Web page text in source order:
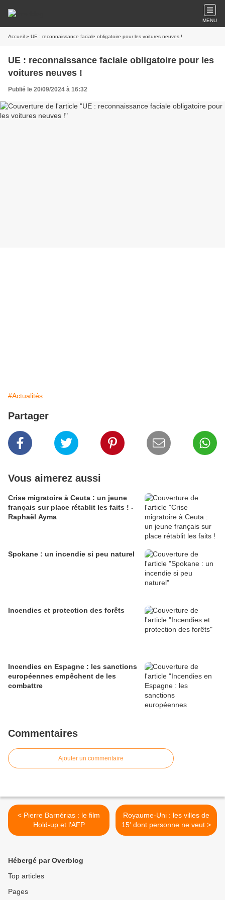
MENU
Accueil » UE : reconnaissance faciale obligatoire pour les voitures neuves !
UE : reconnaissance faciale obligatoire pour les
voitures neuves !
Publié le 20/09/2024 à 16:32
#Actualités
Partager
Vous aimerez aussi
Crise migratoire à Ceuta : un jeune
français sur place rétablit les faits ! -
Raphaël Ayma
Spokane : un incendie si peu naturel
Incendies et protection des forêts
Incendies en Espagne : les sanctions
européennes empêchent de les
combattre
Commentaires
Ajouter un commentaire
< Pierre Barnérias : le film
Hold-up et l'AFP
Royaume-Uni : les villes de
15' dont personne ne veut >
Hébergé par Overblog
Top articles
Pages